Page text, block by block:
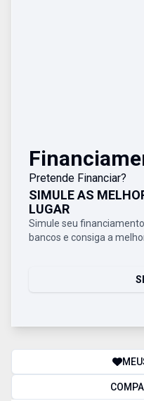
Pretende Financiar?
SIMULE AS
LUGAR
Simule seu
bancos e consiga a